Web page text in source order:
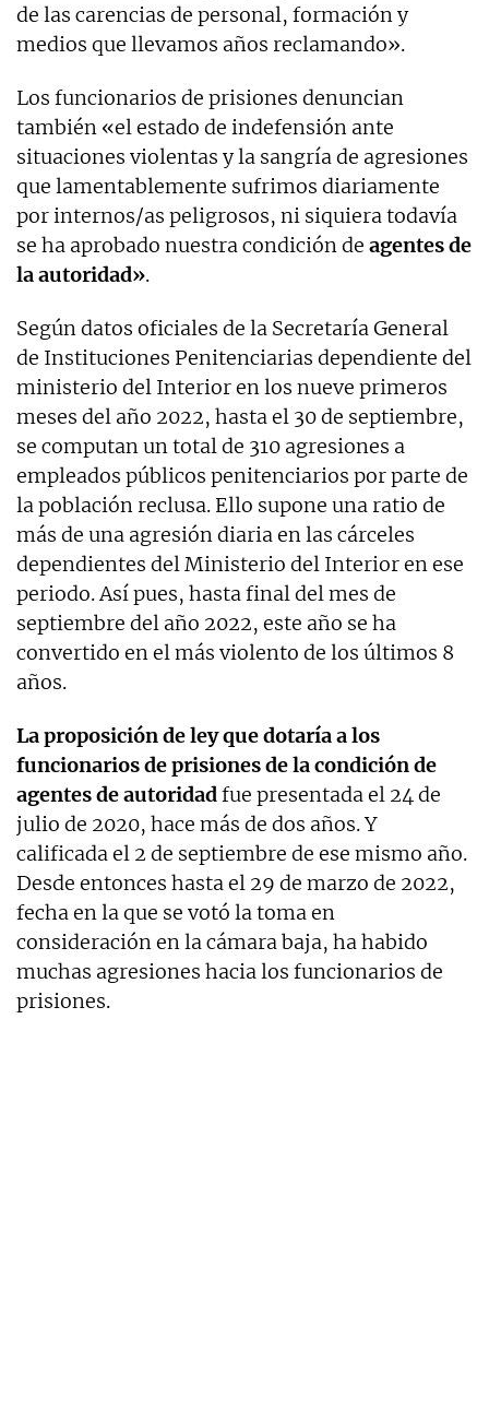
de las carencias de personal, formación y
medios que llevamos años reclamando».
Los funcionarios de prisiones denuncian
también «el estado de indefensión ante
situaciones violentas y la sangría de agresiones
que lamentablemente sufrimos diariamente
por internos/as peligrosos, ni siquiera todavía
se ha aprobado nuestra condición de agentes de
la autoridad».
Según datos oficiales de la Secretaría General
de Instituciones Penitenciarias dependiente del
ministerio del Interior en los nueve primeros
meses del año 2022, hasta el 30 de septiembre,
se computan un total de 310 agresiones a
empleados públicos penitenciarios por parte de
la población reclusa. Ello supone una ratio de
más de una agresión diaria en las cárceles
dependientes del Ministerio del Interior en ese
periodo. Así pues, hasta final del mes de
septiembre del año 2022, este año se ha
convertido en el más violento de los últimos 8
años.
La proposición de ley que dotaría a los
funcionarios de prisiones de la condición de
agentes de autoridadfue presentada el 24 de
julio de 2020, hace más de dos años. Y
calificada el 2 de septiembre de ese mismo año.
Desde entonces hasta el 29 de marzo de 2022,
fecha en la que se votó la toma en
consideración en la cámara baja, ha habido
muchas agresiones hacia los funcionarios de
prisiones.